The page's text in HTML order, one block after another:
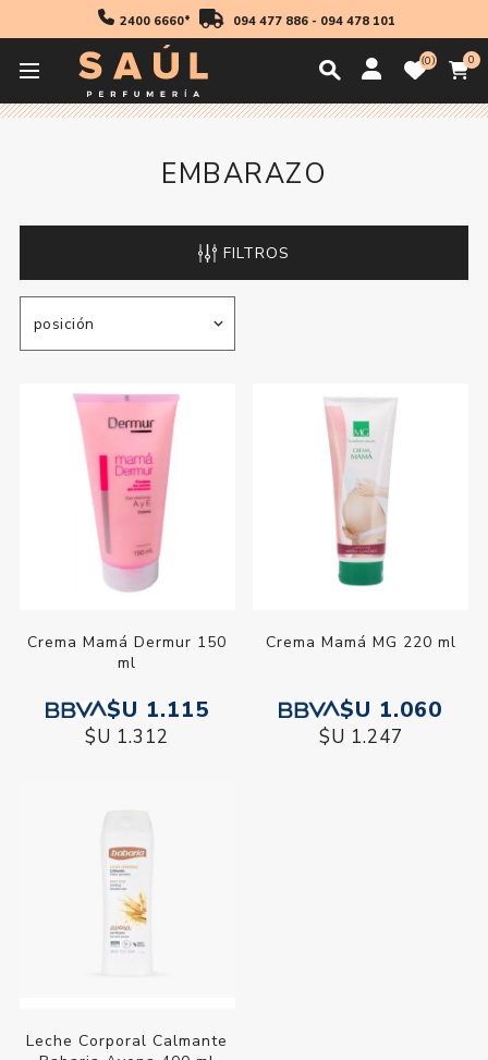
2400 6660* 094 477 886- 094 478 101
0 0
Cosmetica
EMBARAZO
FILTROS
Crema Mamá Dermur 150
ml
$U 1.115
$U 1.312
Crema Mamá MG 220 ml
$U 1.060
$U 1.247
Leche Corporal Calmante